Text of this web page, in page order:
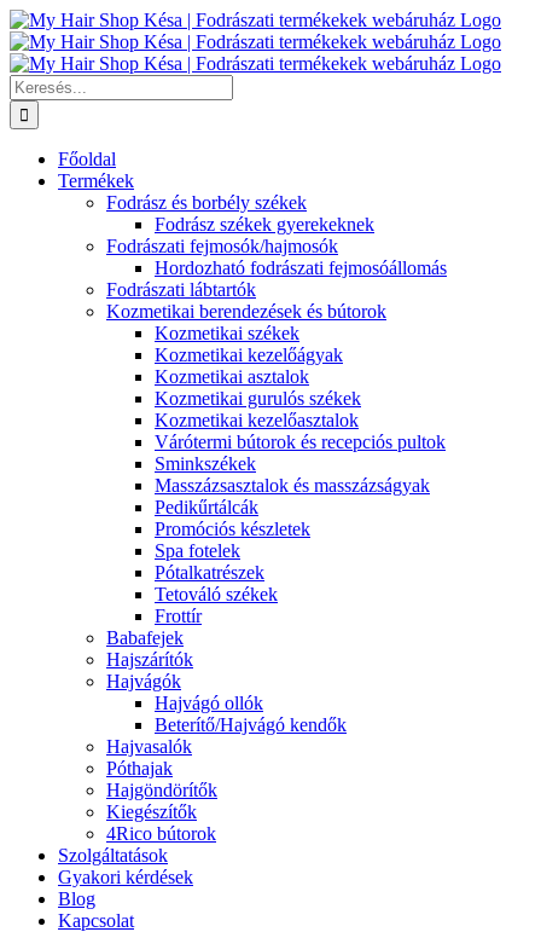
Kihagyás
Keresés...
Főoldal
Termékek
Fodrász és borbély székek
Fodrász székek gyerekeknek
Fodrászati fejmosók/hajmosók
Hordozható fodrászati fejmosóállomás
Fodrászati lábtartók
Kozmetikai berendezések és bútorok
Kozmetikai székek
Kozmetikai kezelőágyak
Kozmetikai asztalok
Kozmetikai gurulós székek
Kozmetikai kezelőasztalok
Várótermi bútorok és recepciós pultok
Sminkszékek
Masszázsasztalok és masszázságyak
Pedikűrtálcák
Promóciós készletek
Spa fotelek
Pótalkatrészek
Tetováló székek
Frottír
Babafejek
Hajszárítók
Hajvágók
Hajvágó ollók
Beterítő/Hajvágó kendők
Hajvasalók
Póthajak
Hajgöndörítők
Kiegészítők
4Rico bútorok
Szolgáltatások
Gyakori kérdések
Blog
Kapcsolat